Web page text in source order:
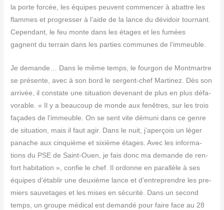
la porte for­cée, les équipes peuvent com­men­cer à abattre les
flammes et pro­gres­ser à l’aide de la lance du dévi­doir tour­nant.
Cepen­dant, le feu monte dans les étages et les fumées
gagnent du ter­rain dans les par­ties com­munes de l’immeuble.
Je demande… Dans le même temps, le four­gon de Mont­martre
se pré­sente, avec à son bord le ser­gent-chef Mar­ti­nez. Dès son
arri­vée, il constate une situa­tion deve­nant de plus en plus défa­
vo­rable. « Il y a beau­coup de monde aux fenêtres, sur les trois
façades de l’immeuble. On se sent vite dému­ni dans ce genre
de situa­tion, mais il faut agir. Dans le nuit, j’aperçois un léger
panache aux cin­quième et sixième étages. Avec les infor­ma­
tions du PSE de Saint-Ouen, je fais donc ma demande de ren­
fort habi­ta­tion », confie le chef. Il ordonne en paral­lèle à ses
équipes d’établir une deuxième lance et d’entreprendre les pre­
miers sau­ve­tages et les mises en sécu­ri­té. Dans un second
temps, un groupe médi­cal est deman­dé pour faire face au 28